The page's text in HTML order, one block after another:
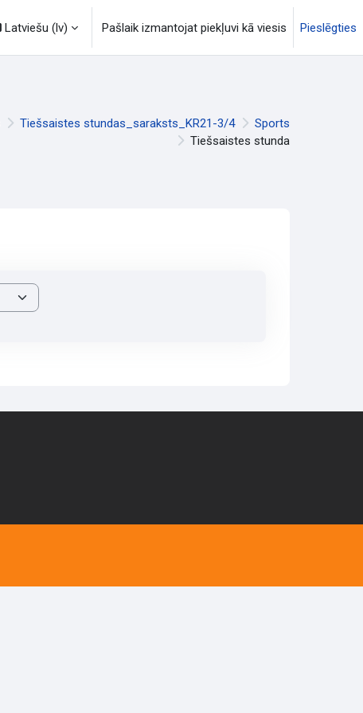
Latviešu ‎(lv)‎ Pašlaik izmantojat piekļuvi kā viesis Pieslēgties
Tiešsaistes stundas_saraksts_KR21-3/4
Sports
Tiešsaistes stunda